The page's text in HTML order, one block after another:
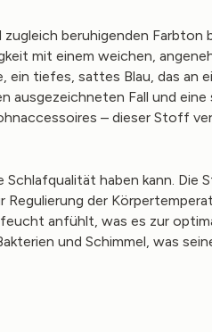
beruhigenden Farbton
mit einem weichen,
ein tiefes, sattes Blau, das an
ausgezeichneten Fall und eine
– dieser Stoff
haben kann. Die
Regulierung der
anfühlt, was es zur
und Schimmel, was